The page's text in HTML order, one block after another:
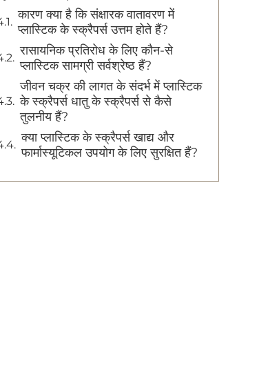
कारण क्या है कि संक्षारक वातावरण में
प्लास्टिक के स्क्रैपर्स उत्तम होते हैं?
रासायनिक प्रतिरोध के लिए कौन-से
प्लास्टिक सामग्री सर्वश्रेष्ठ हैं?
जीवन चक्र की लागत के संदर्भ में प्लास्टिक
के स्क्रैपर्स धातु के स्क्रैपर्स से कैसे
तुलनीय हैं?
क्या प्लास्टिक के स्क्रैपर्स खाद्य और
फार्मास्यूटिकल उपयोग के लिए सुरक्षित हैं?